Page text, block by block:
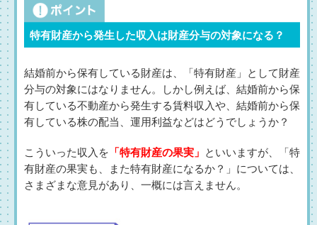
特有財産から発生した収入は財産分与の対象になる？
結婚前から保有している財産は、「特有財産」として財産
分与の対象にはなりません。しかし例えば、結婚前から保
有している不動産から発生する賃料収入や、結婚前から保
有している株の配当、運用利益などはどうでしょうか？
こういった収入を 「特有財産の果実」
といいますが、「特
有財産の果実も、また特有財産になるか？」については、
さまざまな意見があり、一概には言えません。